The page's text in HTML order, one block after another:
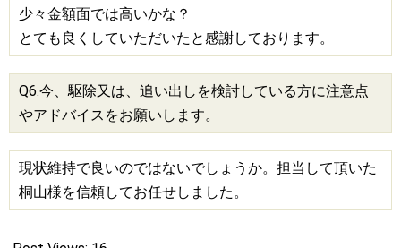
少々金額面では高いかな？
とても良くしていただいたと感謝しております。
Q6.今、駆除又は、追い出しを検討している方に注意点
やアドバイスをお願いします。
現状維持で良いのではないでしょうか。担当して頂いた
桐山様を信頼してお任せしました。